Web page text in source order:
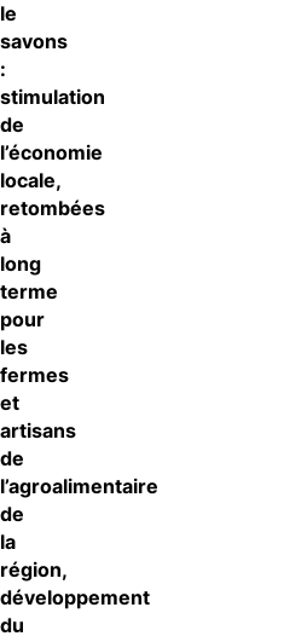
le
savons
:
stimulation
de
l’économie
locale,
retombées
à
long
terme
pour
les
fermes
et
artisans
de
l’agroalimentaire
de
la
région,
développement
du